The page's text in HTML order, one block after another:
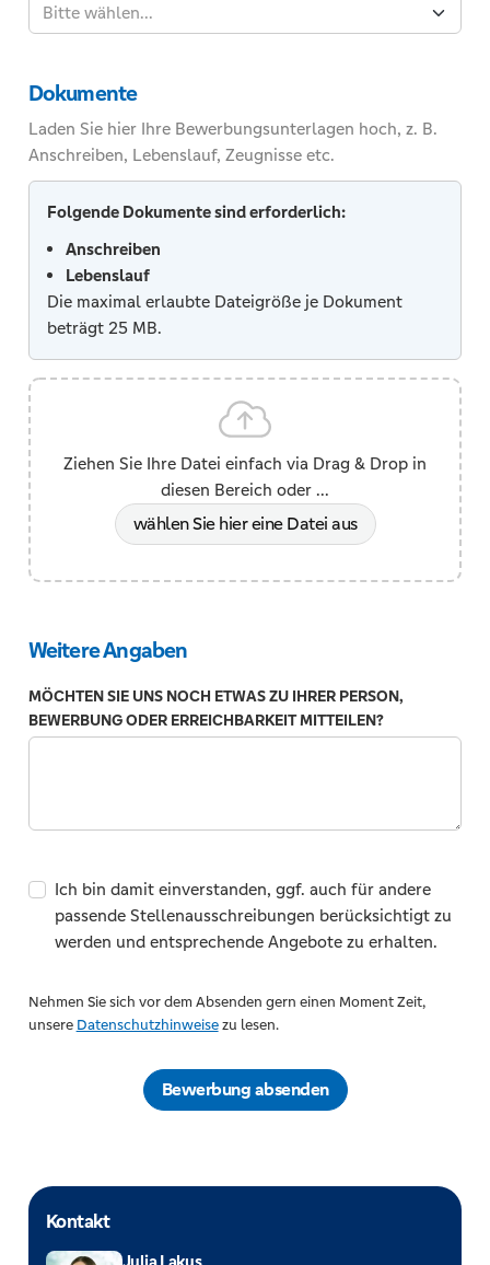
ein.
Z.B.
den
folgenden
zwei
Sie
die
Währung
und
einen
Zeitraum
von
Jahr,
Monat,
Tag
oder
Stunde
dazu
angeben.
Bitte wählen...
Dokumente
Laden Sie hier Ihre Bewerbungsunterlagen hoch, z. B.
Anschreiben, Lebenslauf, Zeugnisse etc.
Folgende Dokumente sind erforderlich:
Anschreiben
Lebenslauf
Die maximal erlaubte Dateigröße je Dokument
beträgt 25 MB.
Ziehen Sie Ihre Datei einfach via Drag & Drop in
diesen Bereich oder ...
wählen Sie hier eine Datei aus
Weitere Angaben
MÖCHTEN SIE UNS NOCH ETWAS ZU IHRER PERSON,
BEWERBUNG ODER ERREICHBARKEIT MITTEILEN?
Ich bin damit einverstanden, ggf. auch für andere
passende Stellenausschreibungen berücksichtigt zu
werden und entsprechende Angebote zu erhalten.
Nehmen Sie sich vor dem Absenden gern einen Moment Zeit,
unsere Datenschutzhinweisezu lesen.
Bewerbung absenden
Kontakt
Julia Lakus